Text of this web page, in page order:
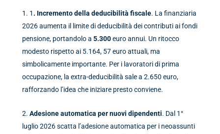
1 . Incremento della deducibilità fiscale. La finanziaria
2026 aumenta il limite di deducibilità dei contributi ai fondi
pensione, portandolo a 5.300euro annui. Un ritocco
modesto rispetto ai 5.164, 57 euro attuali, ma
simbolicamente importante. Per i lavoratori di prima
occupazione, la extra-deducibilità sale a 2.650 euro,
rafforzando l’idea che iniziare presto conviene.
Adesione automatica per nuovi dipendenti. Dal 1°
luglio 2026 scatta l’adesione automatica per i neoassunti